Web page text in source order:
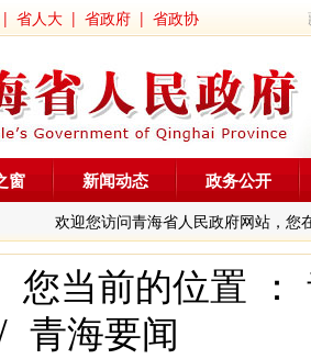
| 省人大 | 省政府 | 省政协
欢迎您访问青海省人民政府网站，您
窗 新闻动态 政务公开
您当前的位置 ：
青海要闻